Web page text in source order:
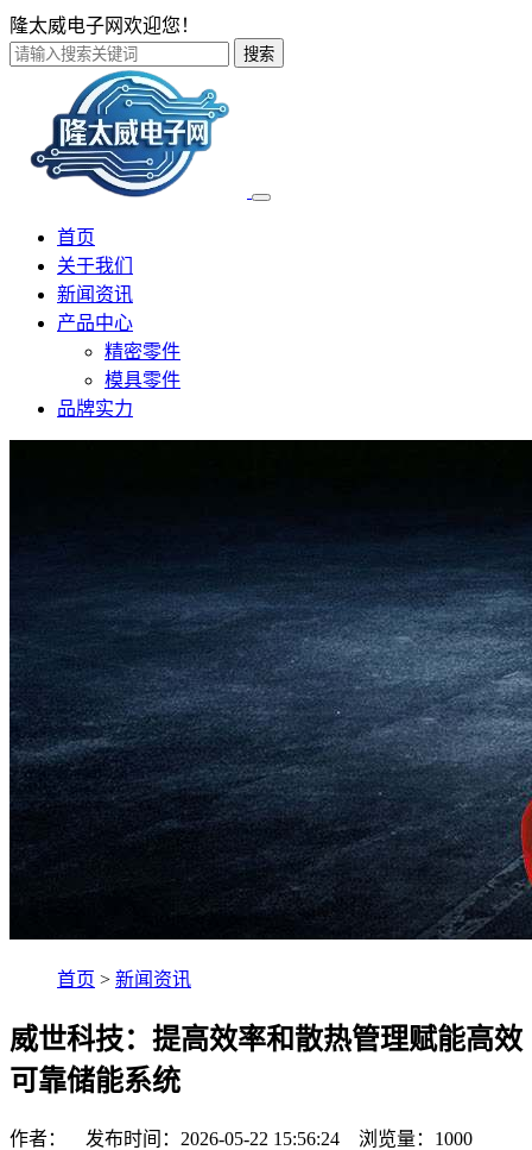
隆太威电子网欢迎您！
搜索
首页
关于我们
新闻资讯
产品中心
精密零件
模具零件
品牌实力
首页 > 新闻资讯
威世科技：提高效率和散热管理赋能高效
可靠储能系统
作者： 发布时间：2026-05-22 15:56:24 浏览量： 1000